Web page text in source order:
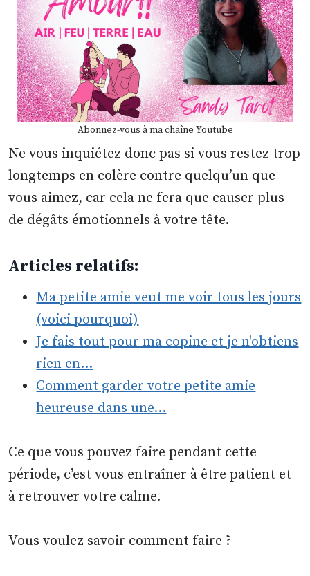
Abonnez-vous à ma chaîne Youtube
Ne vous inquiétez donc pas si vous restez trop
longtemps en colère contre quelqu’un que
vous aimez, car cela ne fera que causer plus
de dégâts émotionnels à votre tête.
Articles relatifs:
Ma petite amie veut me voir tous les jours
(voici pourquoi)
Je fais tout pour ma copine et je n'obtiens
rien en…
Comment garder votre petite amie
heureuse dans une…
Ce que vous pouvez faire pendant cette
période, c’est vous entraîner à être patient et
à retrouver votre calme.
Vous voulez savoir comment faire ?